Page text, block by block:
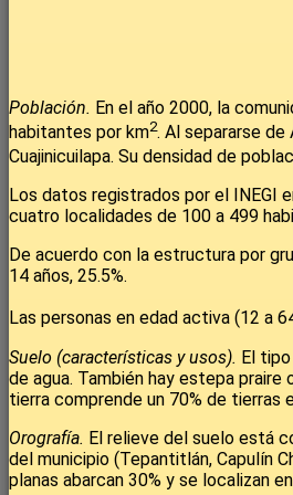
Población. En el año 2000, la
habitantes por km2. Al separarse
Cuajinicuilapa. Su densidad de
Los datos registrados por el INEGI
cuatro localidades de 100 a 499
De acuerdo con la estructura por
14 años, 25.5%.
Las personas en edad activa (12 a
Suelo (características y usos). El
de agua. También hay estepa
tierra comprende un 70% de tierras
Orografía. El relieve del suelo está
del municipio (Tepantitlán, Capulín
planas abarcan 30% y se localizan